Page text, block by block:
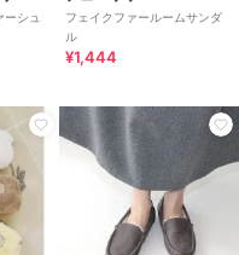
ーシュ
フェイクファールームサンダ
ル
¥1,444